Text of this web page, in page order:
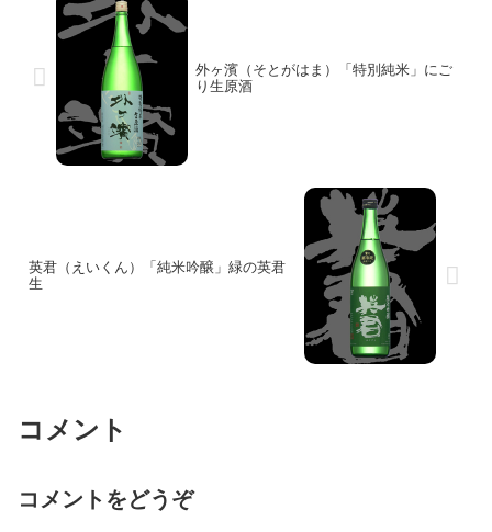
外ヶ濱（そとがはま）「特別純米」にご
り生原酒
英君（えいくん）「純米吟醸」緑の英君
生
コメント
コメントをどうぞ